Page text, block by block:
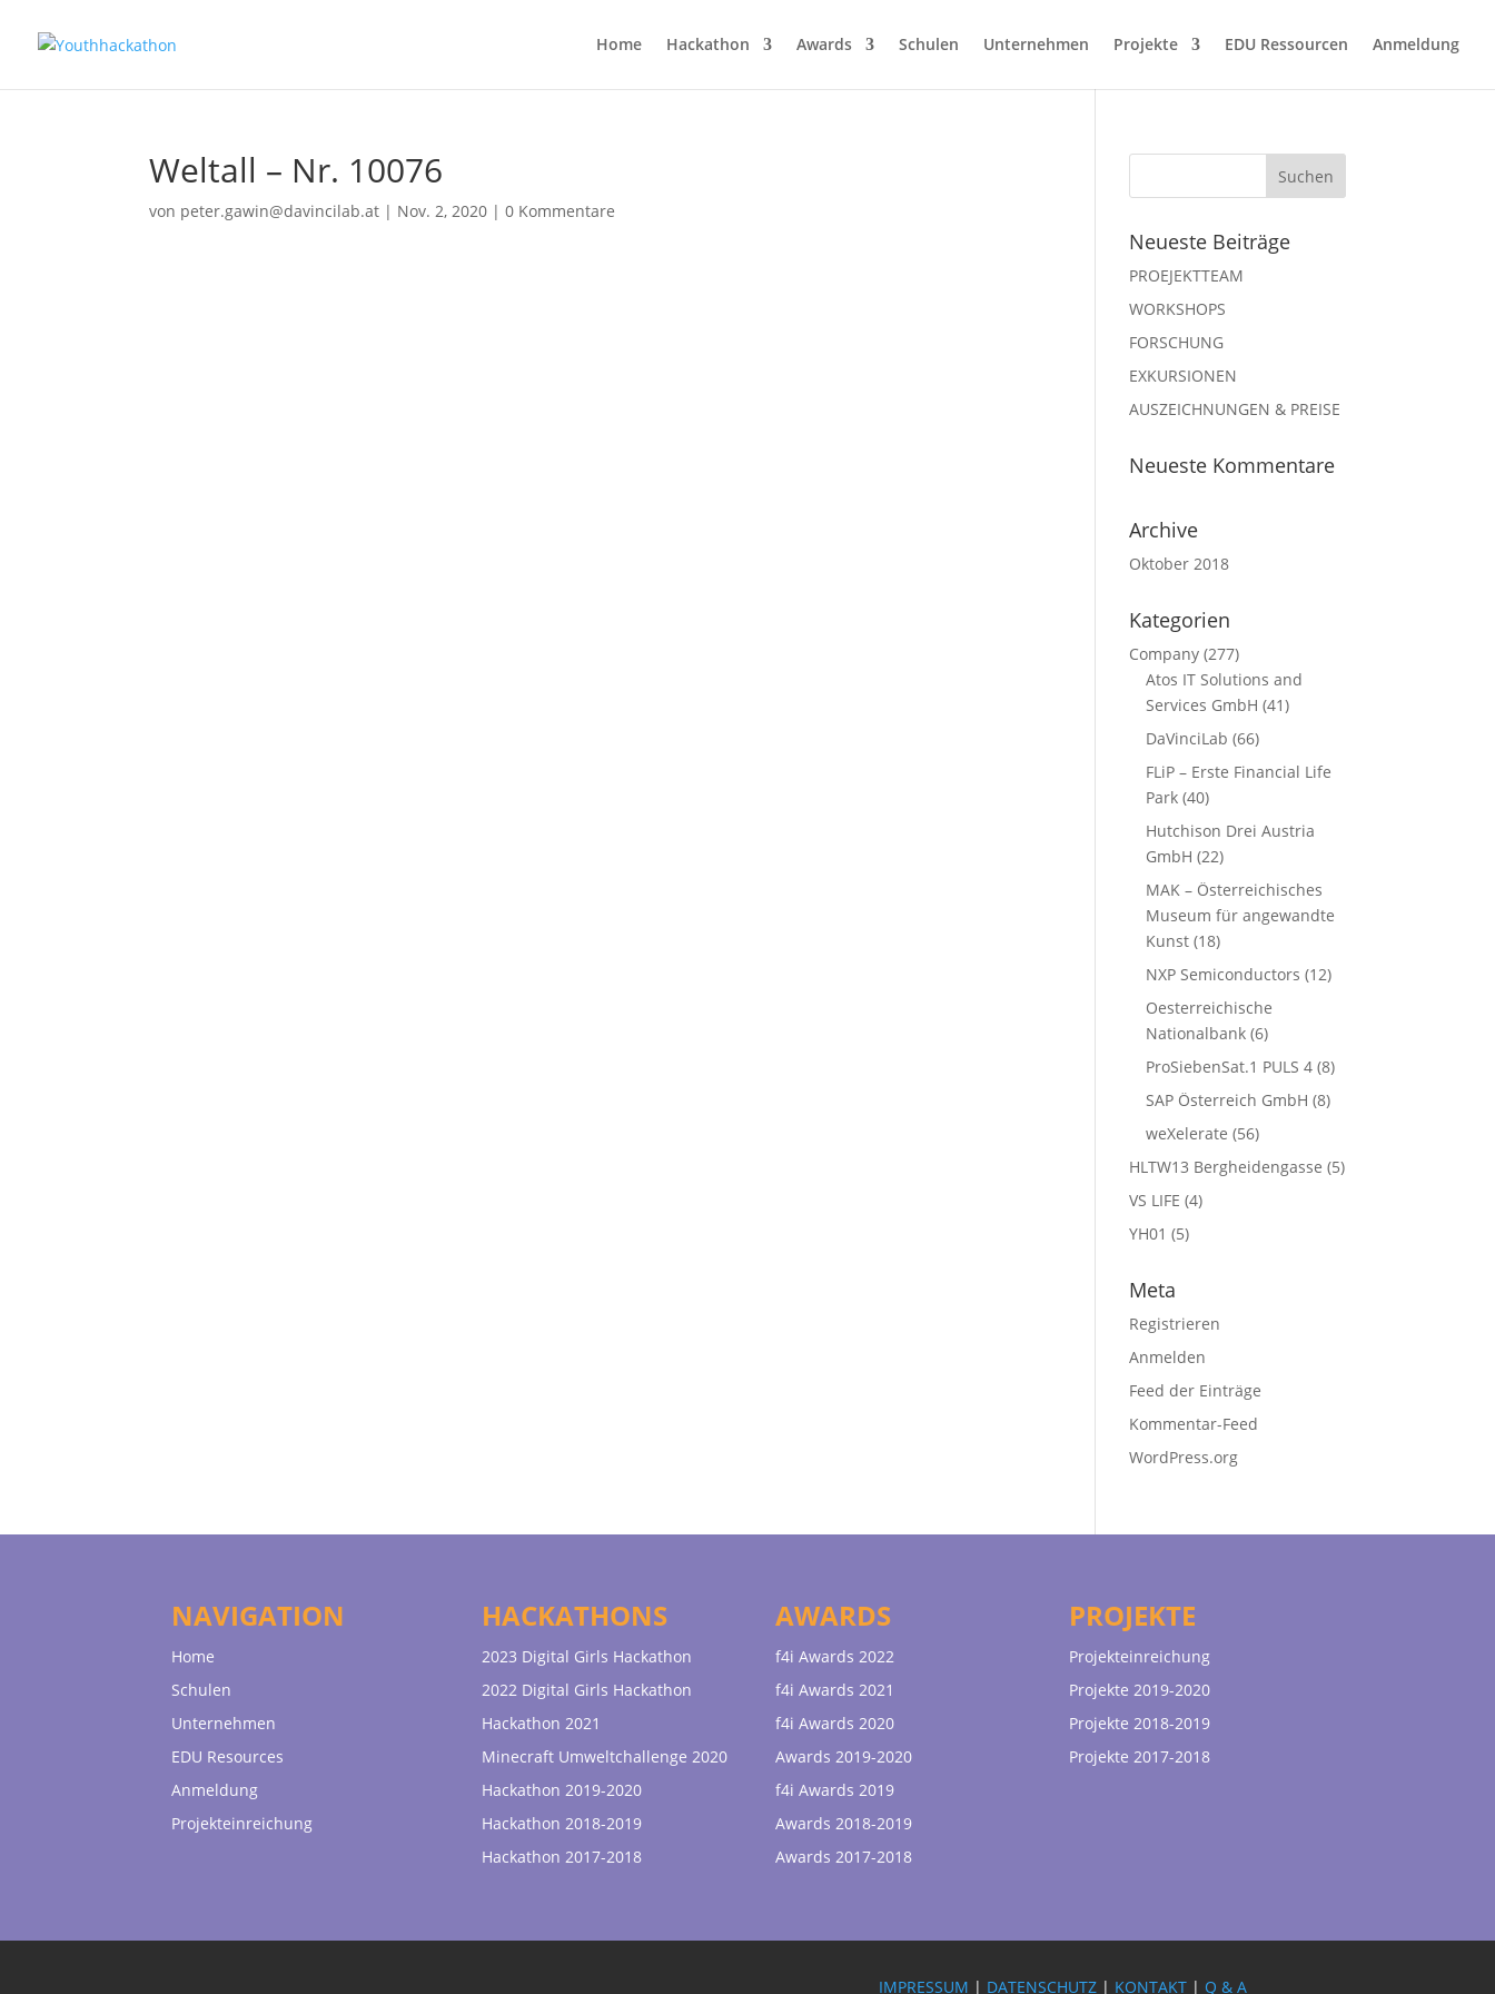
Home Hackathon Awards Schulen Unternehmen Projekte EDU Ressourcen Anmeldung
Weltall – Nr. 10076
von peter.gawin@davincilab.at | Nov. 2, 2020 |0 Kommentare
Neueste Beiträge
PROEJEKTTEAM
WORKSHOPS
FORSCHUNG
EXKURSIONEN
AUSZEICHNUNGEN & PREISE
Neueste Kommentare
Archive
Oktober 2018
Kategorien
Company (277)
Atos IT Solutions and
Services GmbH (41)
DaVinciLab (66)
FLiP – Erste Financial Life
Park (40)
Hutchison Drei Austria
GmbH (22)
MAK – Österreichisches
Museum für angewandte
Kunst (18)
NXP Semiconductors (12)
Oesterreichische
Nationalbank (6)
ProSiebenSat.1 PULS 4 (8)
SAP Österreich GmbH (8)
weXelerate (56)
HLTW13 Bergheidengasse (5)
VS LIFE (4)
YH01 (5)
Meta
Registrieren
Anmelden
Feed der Einträge
Kommentar-Feed
WordPress.org
NAVIGATION
Home
Schulen
Unternehmen
EDU Resources
Anmeldung
Projekteinreichung
HACKATHONS
2023 Digital Girls Hackathon
2022 Digital Girls Hackathon
Hackathon 2021
Minecraft Umweltchallenge 2020
Hackathon 2019-2020
Hackathon 2018-2019
Hackathon 2017-2018
AWARDS
f4i Awards 2022
f4i Awards 2021
f4i Awards 2020
Awards 2019-2020
f4i Awards 2019
Awards 2018-2019
Awards 2017-2018
PROJEKTE
Projekteinreichung
Projekte 2019-2020
Projekte 2018-2019
Projekte 2017-2018
IMPRESSUM | DATENSCHUTZ | KONTAKT | Q & A